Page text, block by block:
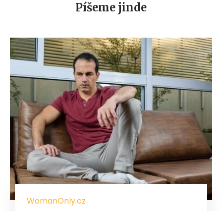
Píšeme jinde
WomanOnly.cz